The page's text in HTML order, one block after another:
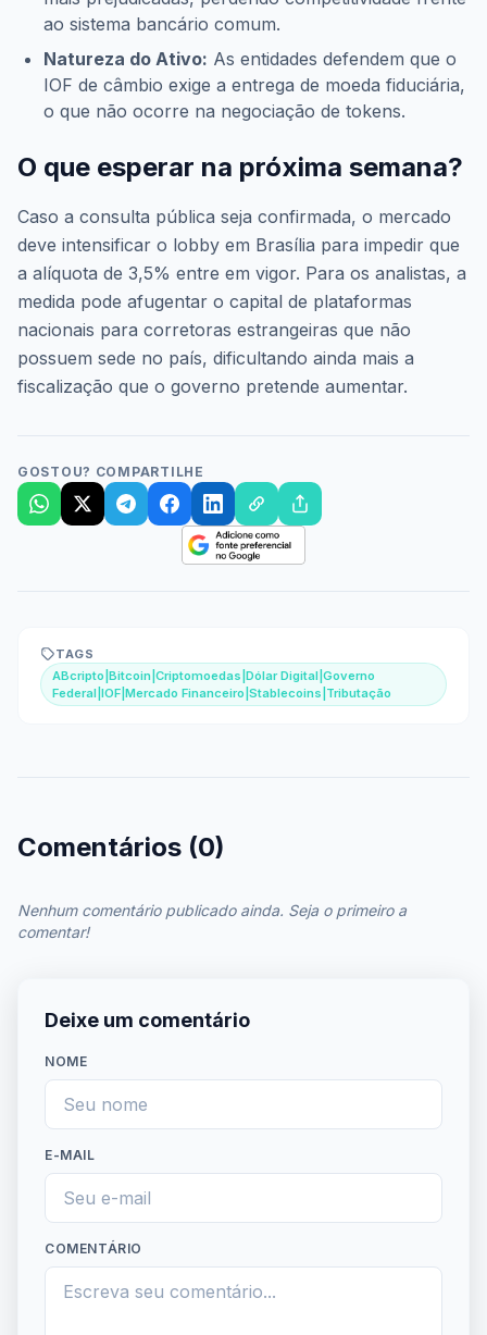
ao sistema bancário comum.
Natureza do Ativo: As entidades defendem que o
IOF de câmbio exige a entrega de moeda fiduciária,
o que não ocorre na negociação de tokens.
O que esperar na próxima semana?
Caso a consulta pública seja confirmada, o mercado
deve intensificar o lobby em Brasília para impedir que
a alíquota de 3,5% entre em vigor. Para os analistas, a
medida pode afugentar o capital de plataformas
nacionais para corretoras estrangeiras que não
possuem sede no país, dificultando ainda mais a
fiscalização que o governo pretende aumentar.
GOSTOU? COMPARTILHE
TAGS
ABcripto|Bitcoin|Criptomoedas|Dólar Digital|Governo
Federal|IOF|Mercado Financeiro|Stablecoins|Tributação
Comentários (0)
Nenhum comentário publicado ainda. Seja o primeiro a
comentar!
Deixe um comentário
NOME
E-MAIL
COMENTÁRIO